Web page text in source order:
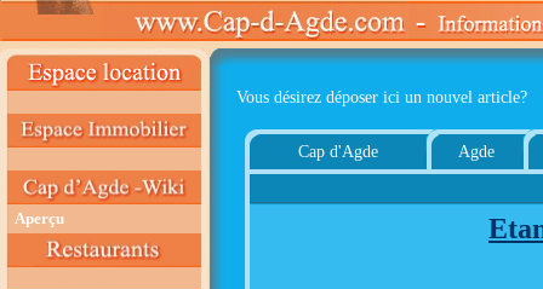
Aperçu
Vous désirez déposer ici un nouvel article?
Cap d'Agde Agde